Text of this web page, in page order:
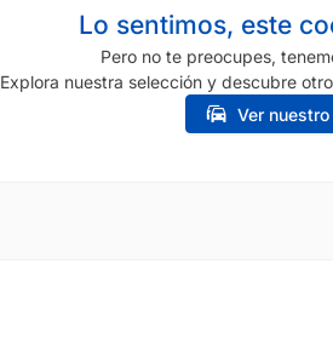
Lo sentimos, este
Pero no te preocupes,
Explora nuestra selección y descubre
Ver